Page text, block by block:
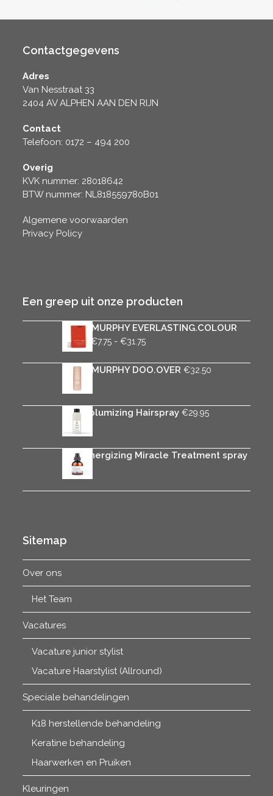
Contactgegevens
Adres
Van Nesstraat 33
2404 AV ALPHEN AAN DEN RIJN
Contact
Telefoon: 0172 – 494 200
Overig
KVK nummer: 28018642
BTW nummer: NL818559780B01
Algemene voorwaarden
Privacy Policy
Een greep uit onze producten
KEVIN.MURPHY EVERLASTING.COLOUR
RINSE
€7.75 - €31.75Prijsklasse:
tot
KEVIN.MURPHY DOO.OVER €32.50
Rica Volumizing Hairspray €29.95
Rica Energizing Miracle Treatment spray
29.95
Sitemap
Over ons
Het Team
Vacatures
Vacature junior stylist
Vacature Haarstylist (Allround)
Speciale behandelingen
K18 herstellende behandeling
Keratine behandeling
Haarwerken en Pruiken
Kleuringen